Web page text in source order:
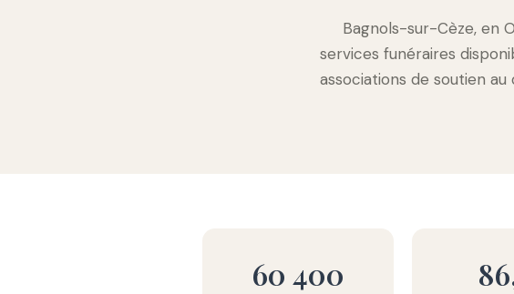
Bagnols-sur-Cèze, en
services funéraires
associations de soutien
60 400